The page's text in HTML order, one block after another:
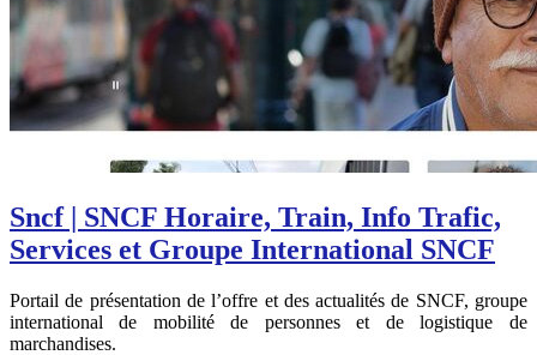
Sncf | SNCF Horaire, Train, Info Trafic,
Services et Groupe In­ter­natio­nal SNCF
Portail de présentation de l’offre et des actualités de SNCF, groupe
international de mobilité de personnes et de logistique de
marchandises.